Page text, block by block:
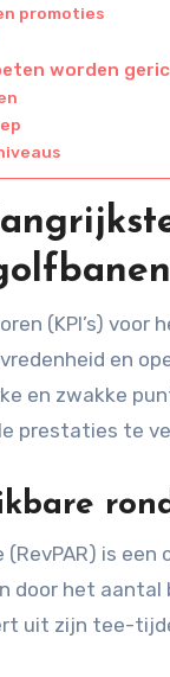
promoties
worden
(KPI’s) voor
en
en zwakke
prestaties te
is
door het
uit zijn tee-